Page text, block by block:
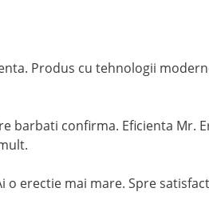
Produs cu tehnologii
barbati confirma. Eficienta Mr.
o erectie mai mare. Spre